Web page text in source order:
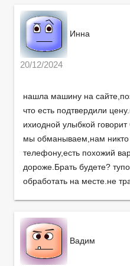
Инна
20/12/2024
нашла машину на
что есть подтвердили
ихиодной улыбкой
мы обманываем,нам никто
телефону,есть похожий
дороже.Брать будете?
обработать на месте.не
Вадим